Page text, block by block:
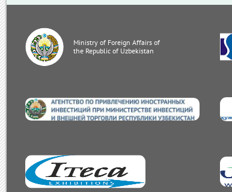
Ministry of Foreign Affairs of
the Republic of Uzbekistan
invest.gov.uz